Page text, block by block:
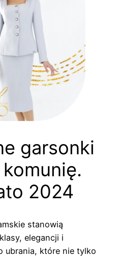
garsonki
2024
stanowią
elegancji i
ubrania, które nie tylko